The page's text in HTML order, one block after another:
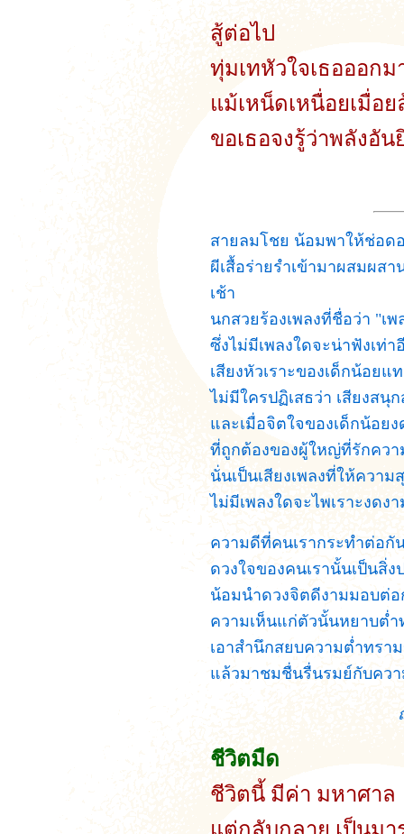
สู้ต่อไป
ทุ่มเทหัวใจเธอออกม
แม้เหน็ดเหนื่อยเมื่อย
ขอเธอจงรู้ว่าพลังอั
สายลมโชย น้อมพาให้ช่อด
ผีเสื้อร่ายรำเข้ามาผสมผส
เช้า
นกสวยร้องเพลงที่ชื่อว่า "เพ
ซึ่งไม่มีเพลงใดจะน่าฟังเท่า
เสียงหัวเราะของเด็กน้อยแ
ไม่มีใครปฏิเสธว่า เสียงสนุ
และเมื่อจิตใจของเด็กน้อย
ที่ถูกต้องของผู้ใหญ่ที่รักควา
นั่นเป็นเสียงเพลงที่ให้ควา
ไม่มีเพลงใดจะไพเราะงดง
ความดีที่คนเรากระทำต่อกั
ดวงใจของคนเรานั้นเป็นสิ่ง
น้อมนำดวงจิตดีงามมอบต่
ความเห็นแก่ตัวนั้นหยาบต่
เอาสำนึกสยบความต่ำทรา
แล้วมาชมชื่นรื่นรมย์กับคว
ชีวิตมืด
ชีวิตนี้ มีค่า มหาศาล